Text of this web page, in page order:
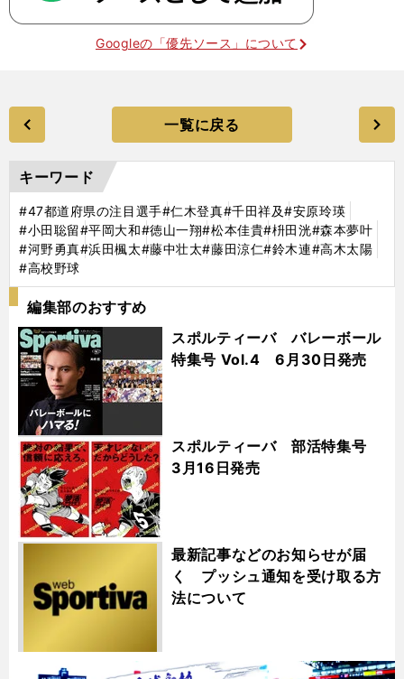
Googleの「優先ソース」について
一覧に戻る
キーワード
#47都道府県の注目選手#仁木登真#千田祥及#安原玲瑛
#小田聡留#平岡大和#徳山一翔#松本佳貴#枡田洸#森本夢叶
#河野勇真#浜田楓太#藤中壮太#藤田涼仁#鈴木連#高木太陽
#高校野球
編集部のおすすめ
スポルティーバ バレーボール
特集号 Vol.4 6月30日発売
スポルティーバ 部活特集号
3月16日発売
最新記事などのお知らせが届
く プッシュ通知を受け取る方
法について